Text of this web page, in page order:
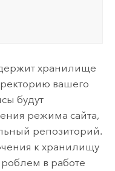
хранилище
вашего
будут
режима сайта,
репозиторий.
к хранилищу
в работе